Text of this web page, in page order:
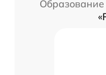
Образование